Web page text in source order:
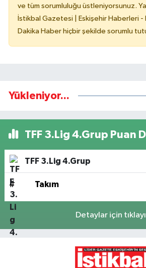
ve tüm sorumluluğu üstleniyorsunuz.
İstikbal Gazetesi | Eskişehir Haberleri -
Dakika Haber hiçbir şekilde sorumlu
Yükleniyor...
TFF 3.Lig 4.Grup Puan
TFF 3.Lig 4.Grup
# Takım
Detaylar için